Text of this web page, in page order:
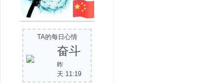
TA的每日心情
奋斗
昨
天 11:19